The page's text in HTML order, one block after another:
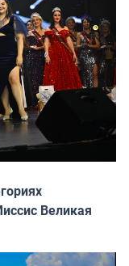
Великая